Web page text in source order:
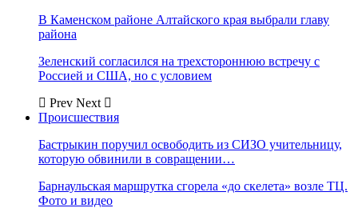
В Каменском районе Алтайского края выбрали главу
района
Зеленский согласился на трехстороннюю встречу с
Россией и США, но с условием
Prev Next
Происшествия
Бастрыкин поручил освободить из СИЗО учительницу,
которую обвинили в совращении…
Барнаульская маршрутка сгорела «до скелета» возле ТЦ.
Фото и видео